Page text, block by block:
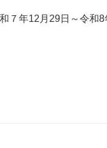
29日～令和8年